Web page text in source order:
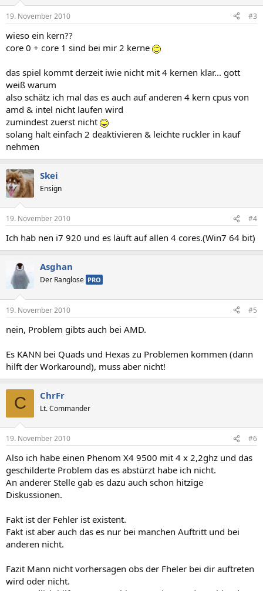
19. November 2010 #3
wieso ein kern??
core 0 + core 1 sind bei mir 2 kerne
das spiel kommt derzeit iwie nicht mit 4 kernen klar... gott
weiß warum
also schätz ich mal das es auch auf anderen 4 kern cpus von
amd & intel nicht laufen wird
zumindest zuerst nicht
solang halt einfach 2 deaktivieren & leichte ruckler in kauf
nehmen
Skei
Ensign
19. November 2010 #4
Ich hab nen i7 920 und es läuft auf allen 4 cores.(Win7 64 bit)
Asghan
Der Ranglose PRO
19. November 2010 #5
nein, Problem gibts auch bei AMD.
Es KANN bei Quads und Hexas zu Problemen kommen (dann
hilft der Workaround), muss aber nicht!
C ChrFr
Lt. Commander
19. November 2010 #6
Also ich habe einen Phenom X4 9500 mit 4 x 2,2ghz und das
geschilderte Problem das es abstürzt habe ich nicht.
An anderer Stelle gab es dazu auch schon hitzige
Diskussionen.
Fakt ist der Fehler ist existent.
Fakt ist aber auch das es nur bei manchen Auftritt und bei
anderen nicht.
Fazit Mann nicht vorhersagen obs der Fheler bei dir auftreten
wird oder nicht.